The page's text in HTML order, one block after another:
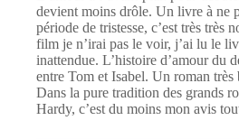
devient moins drôle. Un livre à ne
période de tristesse, c’est très très
film je n’irai pas le voir, j’ai lu le
inattendue. L’histoire d’amour du
entre Tom et Isabel. Un roman très
Dans la pure tradition des grands
Hardy, c’est du moins mon avis